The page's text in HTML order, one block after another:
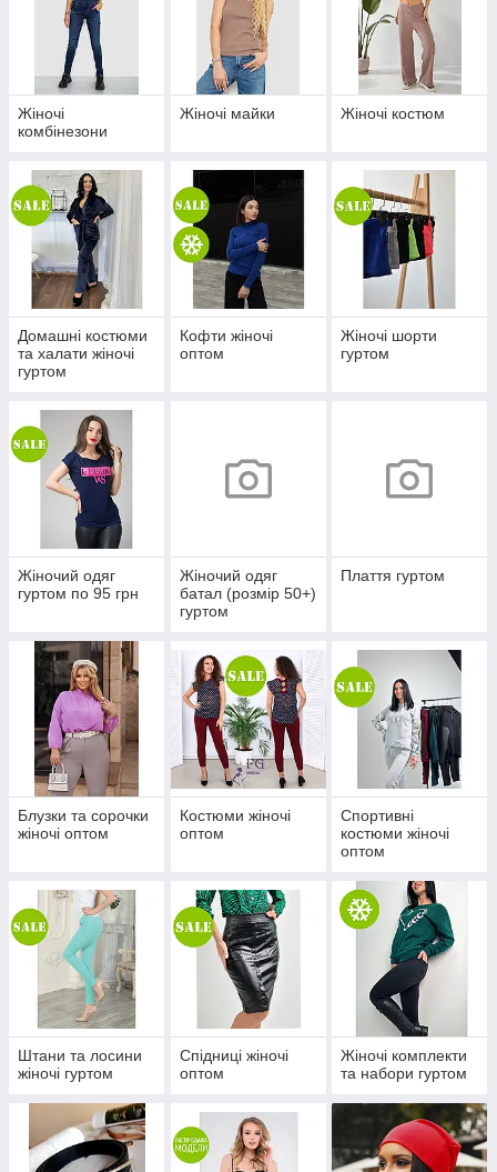
Жіночі
комбінезони
Жіночі майки Жіночі костюм
Домашні костюми
та халати жіночі
гуртом
Кофти жіночі
оптом
Жіночі шорти
гуртом
Жіночий одяг
гуртом по 95 грн
Жіночий одяг
батал (розмір 50+)
гуртом
Плаття гуртом
Блузки та сорочки
жіночі оптом
Костюми жіночі
оптом
Спортивні
костюми жіночі
оптом
Штани та лосини
жіночі гуртом
Спідниці жіночі
оптом
Жіночі комплекти
та набори гуртом